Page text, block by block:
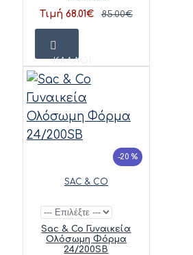
Τιμή 68.01€ 85.00€
ΚΑΛΆΘΙ
-20 %
SAC & CO
Sac & Co Γυναικεία
Ολόσωμη Φόρμα
24/200SB